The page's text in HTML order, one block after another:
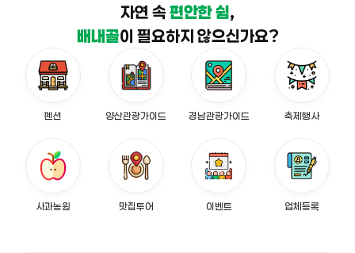
자연 속 편안한 쉼,
배내골이 필요하지 않으신가요?
펜션 양산관광가이드 경남관광가이드 축제행사
사과농원 맛집투어 이벤트 업체등록